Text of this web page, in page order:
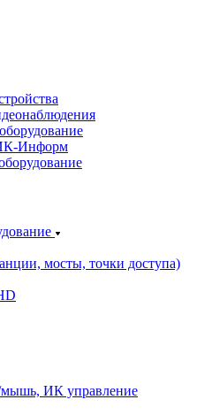
Информ
мосты, точки доступа)
мышь, ИК управление